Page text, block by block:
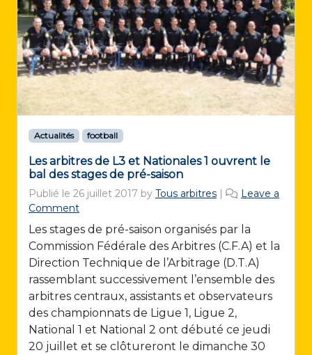
Actualités football
Les arbitres de L3 et Nationales 1 ouvrent le
bal des stages de pré-saison
Publié le 26 juillet 2017 by Tous arbitres |
Leave a
Comment
Les stages de pré-saison organisés par la
Commission Fédérale des Arbitres (C.F.A) et la
Direction Technique de l’Arbitrage (D.T.A)
rassemblant successivement l’ensemble des
arbitres centraux, assistants et observateurs
des championnats de Ligue 1, Ligue 2,
National 1 et National 2 ont débuté ce jeudi
20 juillet et se clôtureront le dimanche 30